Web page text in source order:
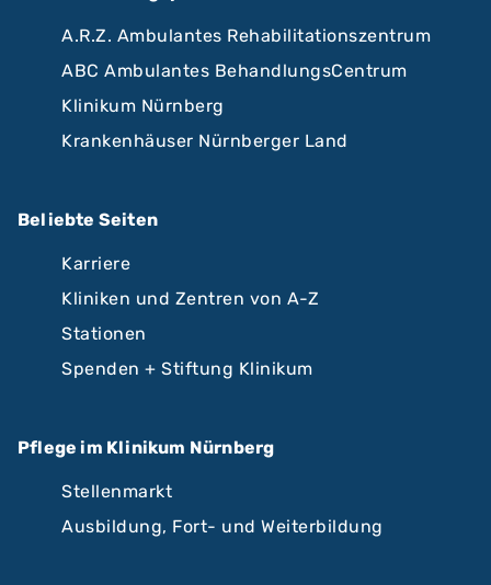
A.R.Z. Ambulantes Rehabilitationszentrum
ABC Ambulantes BehandlungsCentrum
Klinikum Nürnberg
Krankenhäuser Nürnberger Land
Beliebte Seiten
Karriere
Kliniken und Zentren von A-Z
Stationen
Spenden + Stiftung Klinikum
Pflege im Klinikum Nürnberg
Stellenmarkt
Ausbildung, Fort- und Weiterbildung